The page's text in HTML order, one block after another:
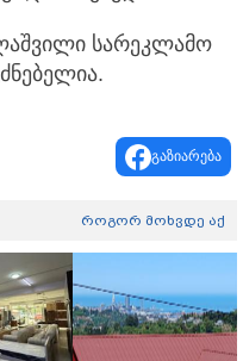
სარეკლამო
გაზიარება
როგორ მოხვდე აქ